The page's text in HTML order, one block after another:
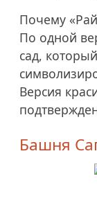
Почему
По одной
сад,
Версия
Башня